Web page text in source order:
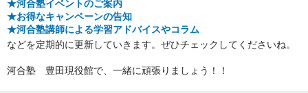
★河合塾イベントのご案内
★お得なキャンペーンの告知
★河合塾講師による学習アドバイスやコラム
などを定期的に更新していきます。ぜひチェックしてくださいね。
河合塾 豊田現役館で、一緒に頑張りましょう！！